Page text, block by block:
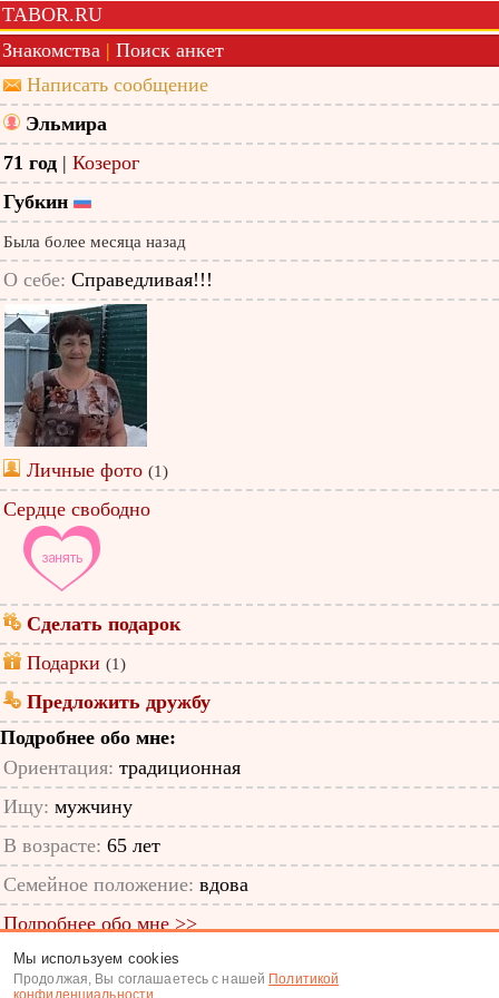
TABOR.RU
Знакомства | Поиск анкет
Написать сообщение
Эльмира
71 год | Козерог
Губкин
Была более месяца назад
О себе: Справедливая!!!
Личные фото (1)
Сердце свободно
Сделать подарок
Подарки (1)
Предложить дружбу
Подробнее обо мне:
Ориентация: традиционная
Ищу: мужчину
В возрасте: 65 лет
Семейное положение: вдова
Подробнее обо мне >>
ID анкеты: 12018284
Мы используем cookies
Продолжая, Вы соглашаетесь с нашей Политикой
конфиденциальности